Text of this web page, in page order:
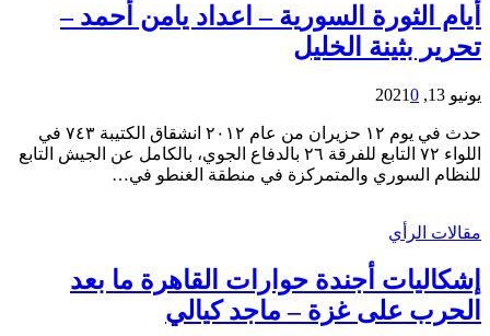
أيام الثورة السورية – اعداد يامن أحمد –
تحرير بثينة الخليل
يونيو 13, 2021 0
حدث في يوم ١٢ حزيران من عام ٢٠١٢ انشقاق الكتيبة ٧٤٣ في
اللواء ٧٢ التابع للفرقة ٢٦ بالدفاع الجوي، بالكامل عن الجيش التابع
للنظام السوري والمتمركزة في منطقة الغنطو في…
مقالات الرأي
إشكاليات أجندة حوارات القاهرة ما بعد
الحرب على غزة – ماجد كيالي